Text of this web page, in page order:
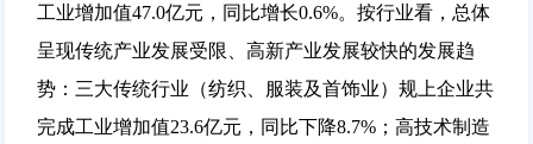
工业增加值47.0亿元，同比增长0.6%。按行业看，总体
呈现传统产业发展受限、高新产业发展较快的发展趋
势：三大传统行业（纺织、服装及首饰业）规上企业共
完成工业增加值23.6亿元，同比下降8.7%；高技术制造